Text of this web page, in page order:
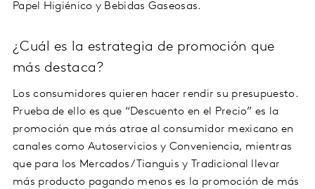
Papel Higiénico y Bebidas Gaseosas.
¿Cuál es la estrategia de promoción que
más destaca?
Los consumidores quieren hacer rendir su presupuesto.
Prueba de ello es que “Descuento en el Precio” es la
promoción que más atrae al consumidor mexicano en
canales como Autoservicios y Conveniencia, mientras
que para los Mercados/Tianguis y Tradicional llevar
más producto pagando menos es la promoción de más